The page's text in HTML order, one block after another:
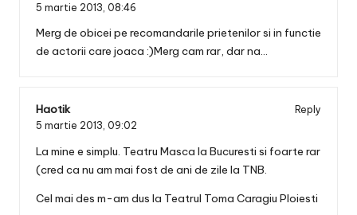
5 martie 2013, 08:46
Merg de obicei pe recomandarile prietenilor si in functie
de actorii care joaca :)Merg cam rar, dar na…
Haotik
Reply
5 martie 2013, 09:02
La mine e simplu. Teatru Masca la Bucuresti si foarte rar
(cred ca nu am mai fost de ani de zile la TNB.
Cel mai des m-am dus la Teatrul Toma Caragiu Ploiesti